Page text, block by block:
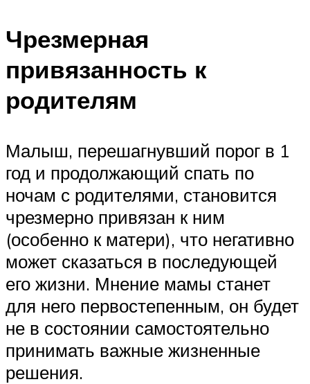
Чрезмерная
привязанность к
родителям
Малыш, перешагнувший порог в 1
год и продолжающий спать по
ночам с родителями, становится
чрезмерно привязан к ним
(особенно к матери), что негативно
может сказаться в последующей
его жизни. Мнение мамы станет
для него первостепенным, он будет
не в состоянии самостоятельно
принимать важные жизненные
решения.